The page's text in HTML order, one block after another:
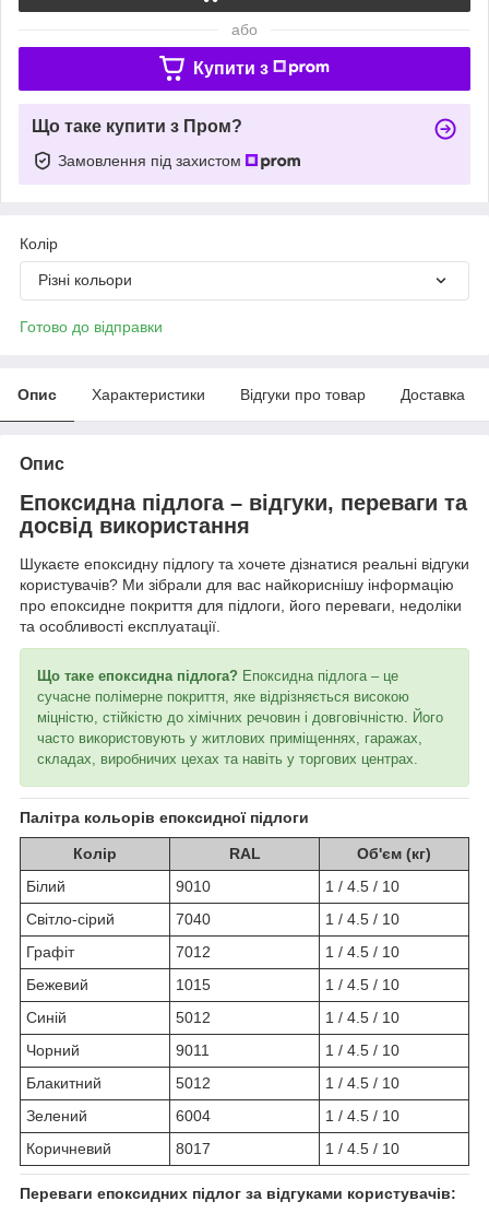
або
Купити з
Що таке купити з Пром?
Замовлення під захистом
Колір
Різні кольори
Готово до відправки
Опис Характеристики Відгуки про товар Доставка
Опис
Епоксидна підлога – відгуки, переваги та
досвід використання
Шукаєте епоксидну підлогу та хочете дізнатися реальні відгуки
користувачів? Ми зібрали для вас найкориснішу інформацію
про епоксидне покриття для підлоги, його переваги, недоліки
та особливості експлуатації.
Що таке епоксидна підлога? Епоксидна підлога – це
сучасне полімерне покриття, яке відрізняється високою
міцністю, стійкістю до хімічних речовин і довговічністю. Його
часто використовують у житлових приміщеннях, гаражах,
складах, виробничих цехах та навіть у торгових центрах.
Палітра кольорів епоксидної підлоги
Колір RAL
Об'єм (кг)
Білий
9010
1 / 4.5 / 10
Світло-сірий
7040
1 / 4.5 / 10
Графіт
7012
1 / 4.5 / 10
Бежевий
1015
1 / 4.5 / 10
Синій
5012
1 / 4.5 / 10
Чорний
9011
1 / 4.5 / 10
Блакитний
5012
1 / 4.5 / 10
Зелений
6004
1 / 4.5 / 10
Коричневий
8017 1 / 4.5 / 10
Переваги епоксидних підлог за відгуками користувачів: